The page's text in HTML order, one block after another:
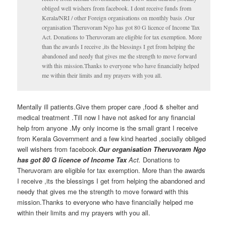
obliged well wishers from facebook. I dont receive funds from
Kerala/NRI / other Foreign organisations on monthly basis .Our
organisation Theruvoram Ngo has got 80 G licence of Income Tax
Act. Donations to Theruvoram are eligible for tax exemption. More
than the awards I receive ,its the blessings I get from helping the
abandoned and needy that gives me the strength to move forward
with this mission.Thanks to everyone who have financially helped
me within their limits and my prayers with you all.
Mentally ill patients.Give them proper care ,food & shelter and
medical treatment .Till now I have not asked for any financial
help from anyone .My only income is the small grant I receive
from Kerala Government and a few kind hearted ,socially obliged
well wishers from facebook.Our organisation Theruvoram Ngo
has got 80 G licence of Income TaxAct. Donations to
Theruvoram are eligible for tax exemption. More than the awards
I receive ,its the blessings I get from helping the abandoned and
needy that gives me the strength to move forward with this
mission.Thanks to everyone who have financially helped me
within their limits and my prayers with you all.